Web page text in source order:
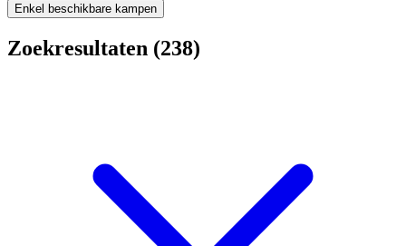
Enkel beschikbare kampen
Zoekresultaten (238)